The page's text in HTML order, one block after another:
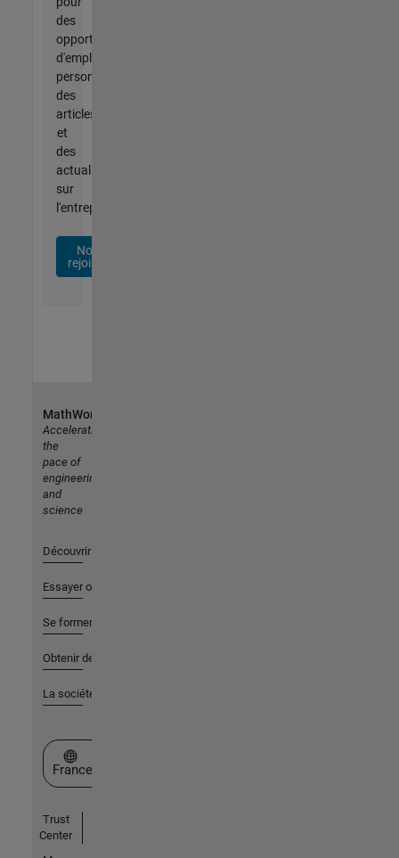
des
opportunités
d'emploi
personnalisées,
des
articles
et
des
actualités
sur
l'entreprise.
Nous
rejoindre
MathWorks
Accelerating
the
pace of
engineering
and
science
Découvrir les produits
Essayer ou acheter
Se former
Obtenir de l'aide
La société
Sélectionner un site web
France
Trust
Center